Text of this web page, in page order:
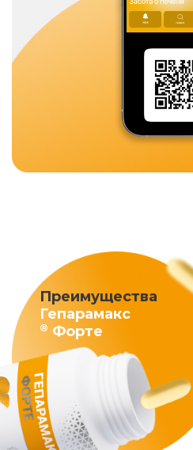
Преимущества
Гепарамакс
® Форте